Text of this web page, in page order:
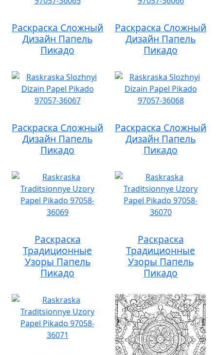
Раскраска Сложный
Дизайн Папель
Пикадо
Раскраска Сложный
Дизайн Папель
Пикадо
Раскраска Сложный
Дизайн Папель
Пикадо
Раскраска Сложный
Дизайн Папель
Пикадо
Раскраска
Традиционные
Узоры Папель
Пикадо
Раскраска
Традиционные
Узоры Папель
Пикадо